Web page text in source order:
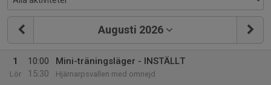
Augusti 2026
1
Lör
10:00
15:30
Mini-träningsläger - INSTÄLLT
Hjärnarpsvallen med omnejd